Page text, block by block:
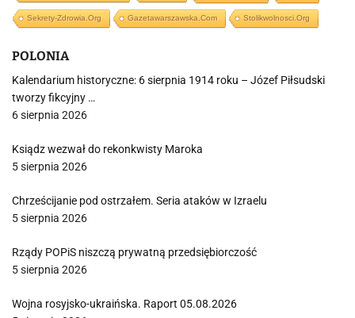
Sekrety-Zdrowia.org Gazetawarszawska.com Stolikwolnosci.org
POLONIA
Kalendarium historyczne: 6 sierpnia 1914 roku – Józef Piłsudski
tworzy fikcyjny …
6 sierpnia 2026
Ksiądz wezwał do rekonkwisty Maroka
5 sierpnia 2026
Chrześcijanie pod ostrzałem. Seria ataków w Izraelu
5 sierpnia 2026
Rządy POPiS niszczą prywatną przedsiębiorczość
5 sierpnia 2026
Wojna rosyjsko-ukraińska. Raport 05.08.2026